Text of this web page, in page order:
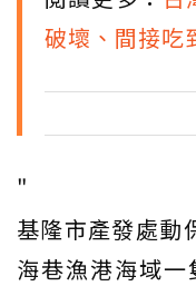
破壞、間接吃
"
基隆市產發處動
海巷漁港海域一